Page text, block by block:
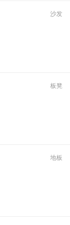
沙发
板凳
地板